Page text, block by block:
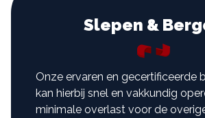
Slepen &
Onze ervaren en gecertificeerde
kan hierbij snel en vakkundig
minimale overlast voor de